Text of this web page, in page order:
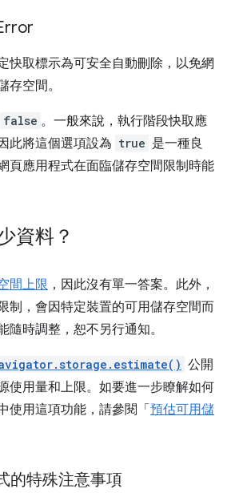
快取標示為可安全自動刪除，以免網
存空間。
false 。一般來說，執行階段快取應
此將這個選項設為 true 是一種良
頁應用程式在面臨儲存空間限制時能
資料？
間上限 ，因此沒有單一答案。此外，
制，會因特定裝置的可用儲存空間而
隨時調整，恕不另行通知。
公開
使用量和上限。如要進一步瞭解如何
使用這項功能，請參閱「 預估可用儲
的特殊注意事項